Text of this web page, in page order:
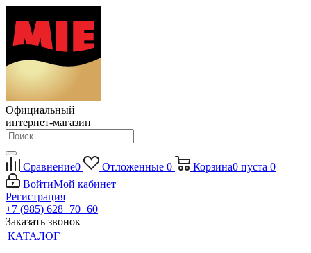
Официальный
интернет-магазин
Сравнение0 Отложенные 0 Корзина0 пуста 0
ВойтиМой кабинет
Регистрация
+7 (985) 628−70−60
Заказать звонок
КАТАЛОГ